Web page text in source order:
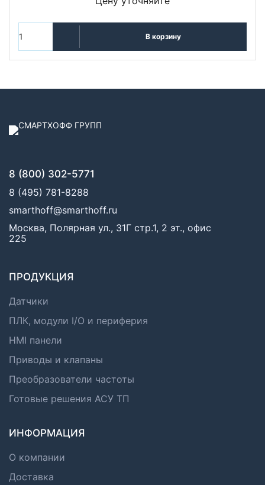
В корзину
8 (800) 302-5771
8 (495) 781-8288
smarthoff@smarthoff.ru
Москва, Полярная ул., 31Г стр.1, 2 эт., офис
225
ПРОДУКЦИЯ
Датчики
ПЛК, модули I/O и периферия
HMI панели
Приводы и клапаны
Преобразователи частоты
Готовые решения АСУ ТП
ИНФОРМАЦИЯ
О компании
Доставка